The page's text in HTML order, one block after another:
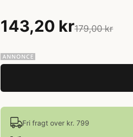
143,20 kr179,00 kr
Fri fragt over kr. 799